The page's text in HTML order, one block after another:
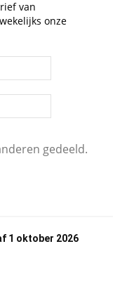
van
onze
gedeeld.
1 oktober 2026